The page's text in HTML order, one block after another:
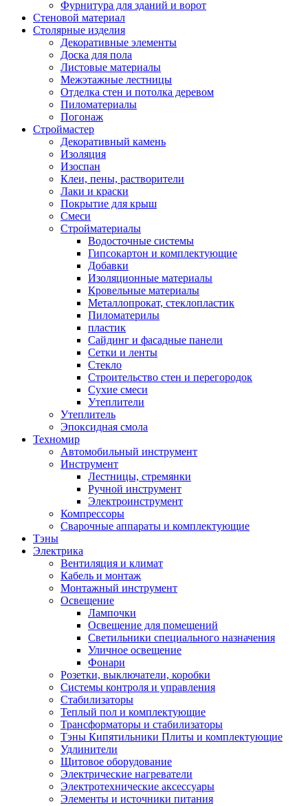
Фурнитура для зданий и ворот
Стеновой материал
Столярные изделия
Декоративные элементы
Доска для пола
Листовые материалы
Межэтажные лестницы
Отделка стен и потолка деревом
Пиломатериалы
Погонаж
Строймастер
Декоративный камень
Изоляция
Изоспан
Клеи, пены, растворители
Лаки и краски
Покрытие для крыш
Смеси
Стройматериалы
Водосточные системы
Гипсокартон и комплектующие
Добавки
Изоляционные материалы
Кровельные материалы
Металлопрокат, стеклопластик
Пиломатерилы
пластик
Сайдинг и фасадные панели
Сетки и ленты
Стекло
Строительство стен и перегородок
Сухие смеси
Утеплители
Утеплитель
Эпоксидная смола
Техномир
Автомобильный инструмент
Инструмент
Лестницы, стремянки
Ручной инструмент
Электроинструмент
Компрессоры
Сварочные аппараты и комплектующие
Тэны
Электрика
Вентиляция и климат
Кабель и монтаж
Монтажный инструмент
Освещение
Лампочки
Освещение для помещений
Светильники специального назначения
Уличное освещение
Фонари
Розетки, выключатели, коробки
Системы контроля и управления
Стабилизаторы
Теплый пол и комплектующие
Трансформаторы и стабилизаторы
Тэны Кипятильники Плиты и комплектующие
Удлинители
Щитовое оборудование
Электрические нагреватели
Электротехнические аксессуары
Элементы и источники питания